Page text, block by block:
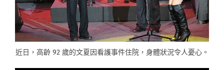
近日，高齡 92 歲的文夏因看護事件住院，身體狀況令人憂心。